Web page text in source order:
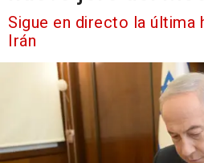
Sigue en directo la última
Irán